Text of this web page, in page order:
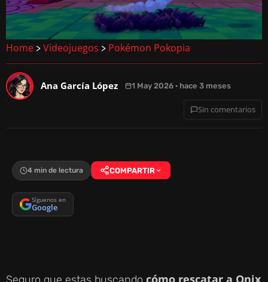
Home > Videojuegos > Pokémon Pokopia
Ana García López 1 May 2026 · hace 3 meses
Sin comentarios
4 min de lectura COMPARTIR
Síguenos en
Google
cómo rescatar a Onix